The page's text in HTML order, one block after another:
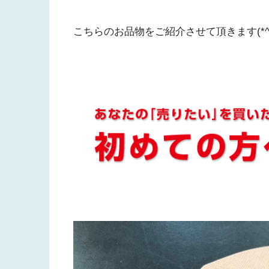
こちらのお品物をご紹介させて頂きます